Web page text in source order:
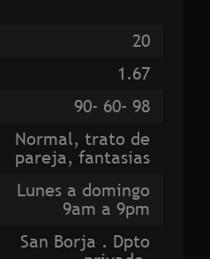
20
1.67
90- 60- 98
Normal, trato de
pareja, fantasias
Lunes a domingo
9am a 9pm
San Borja . Dpto